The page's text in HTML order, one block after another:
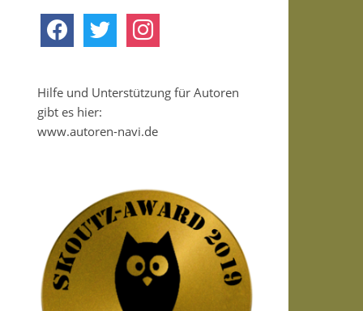
facebook twitter instagram
Hilfe und Unterstützung für Autoren
gibt es hier:
www.autoren-navi.de